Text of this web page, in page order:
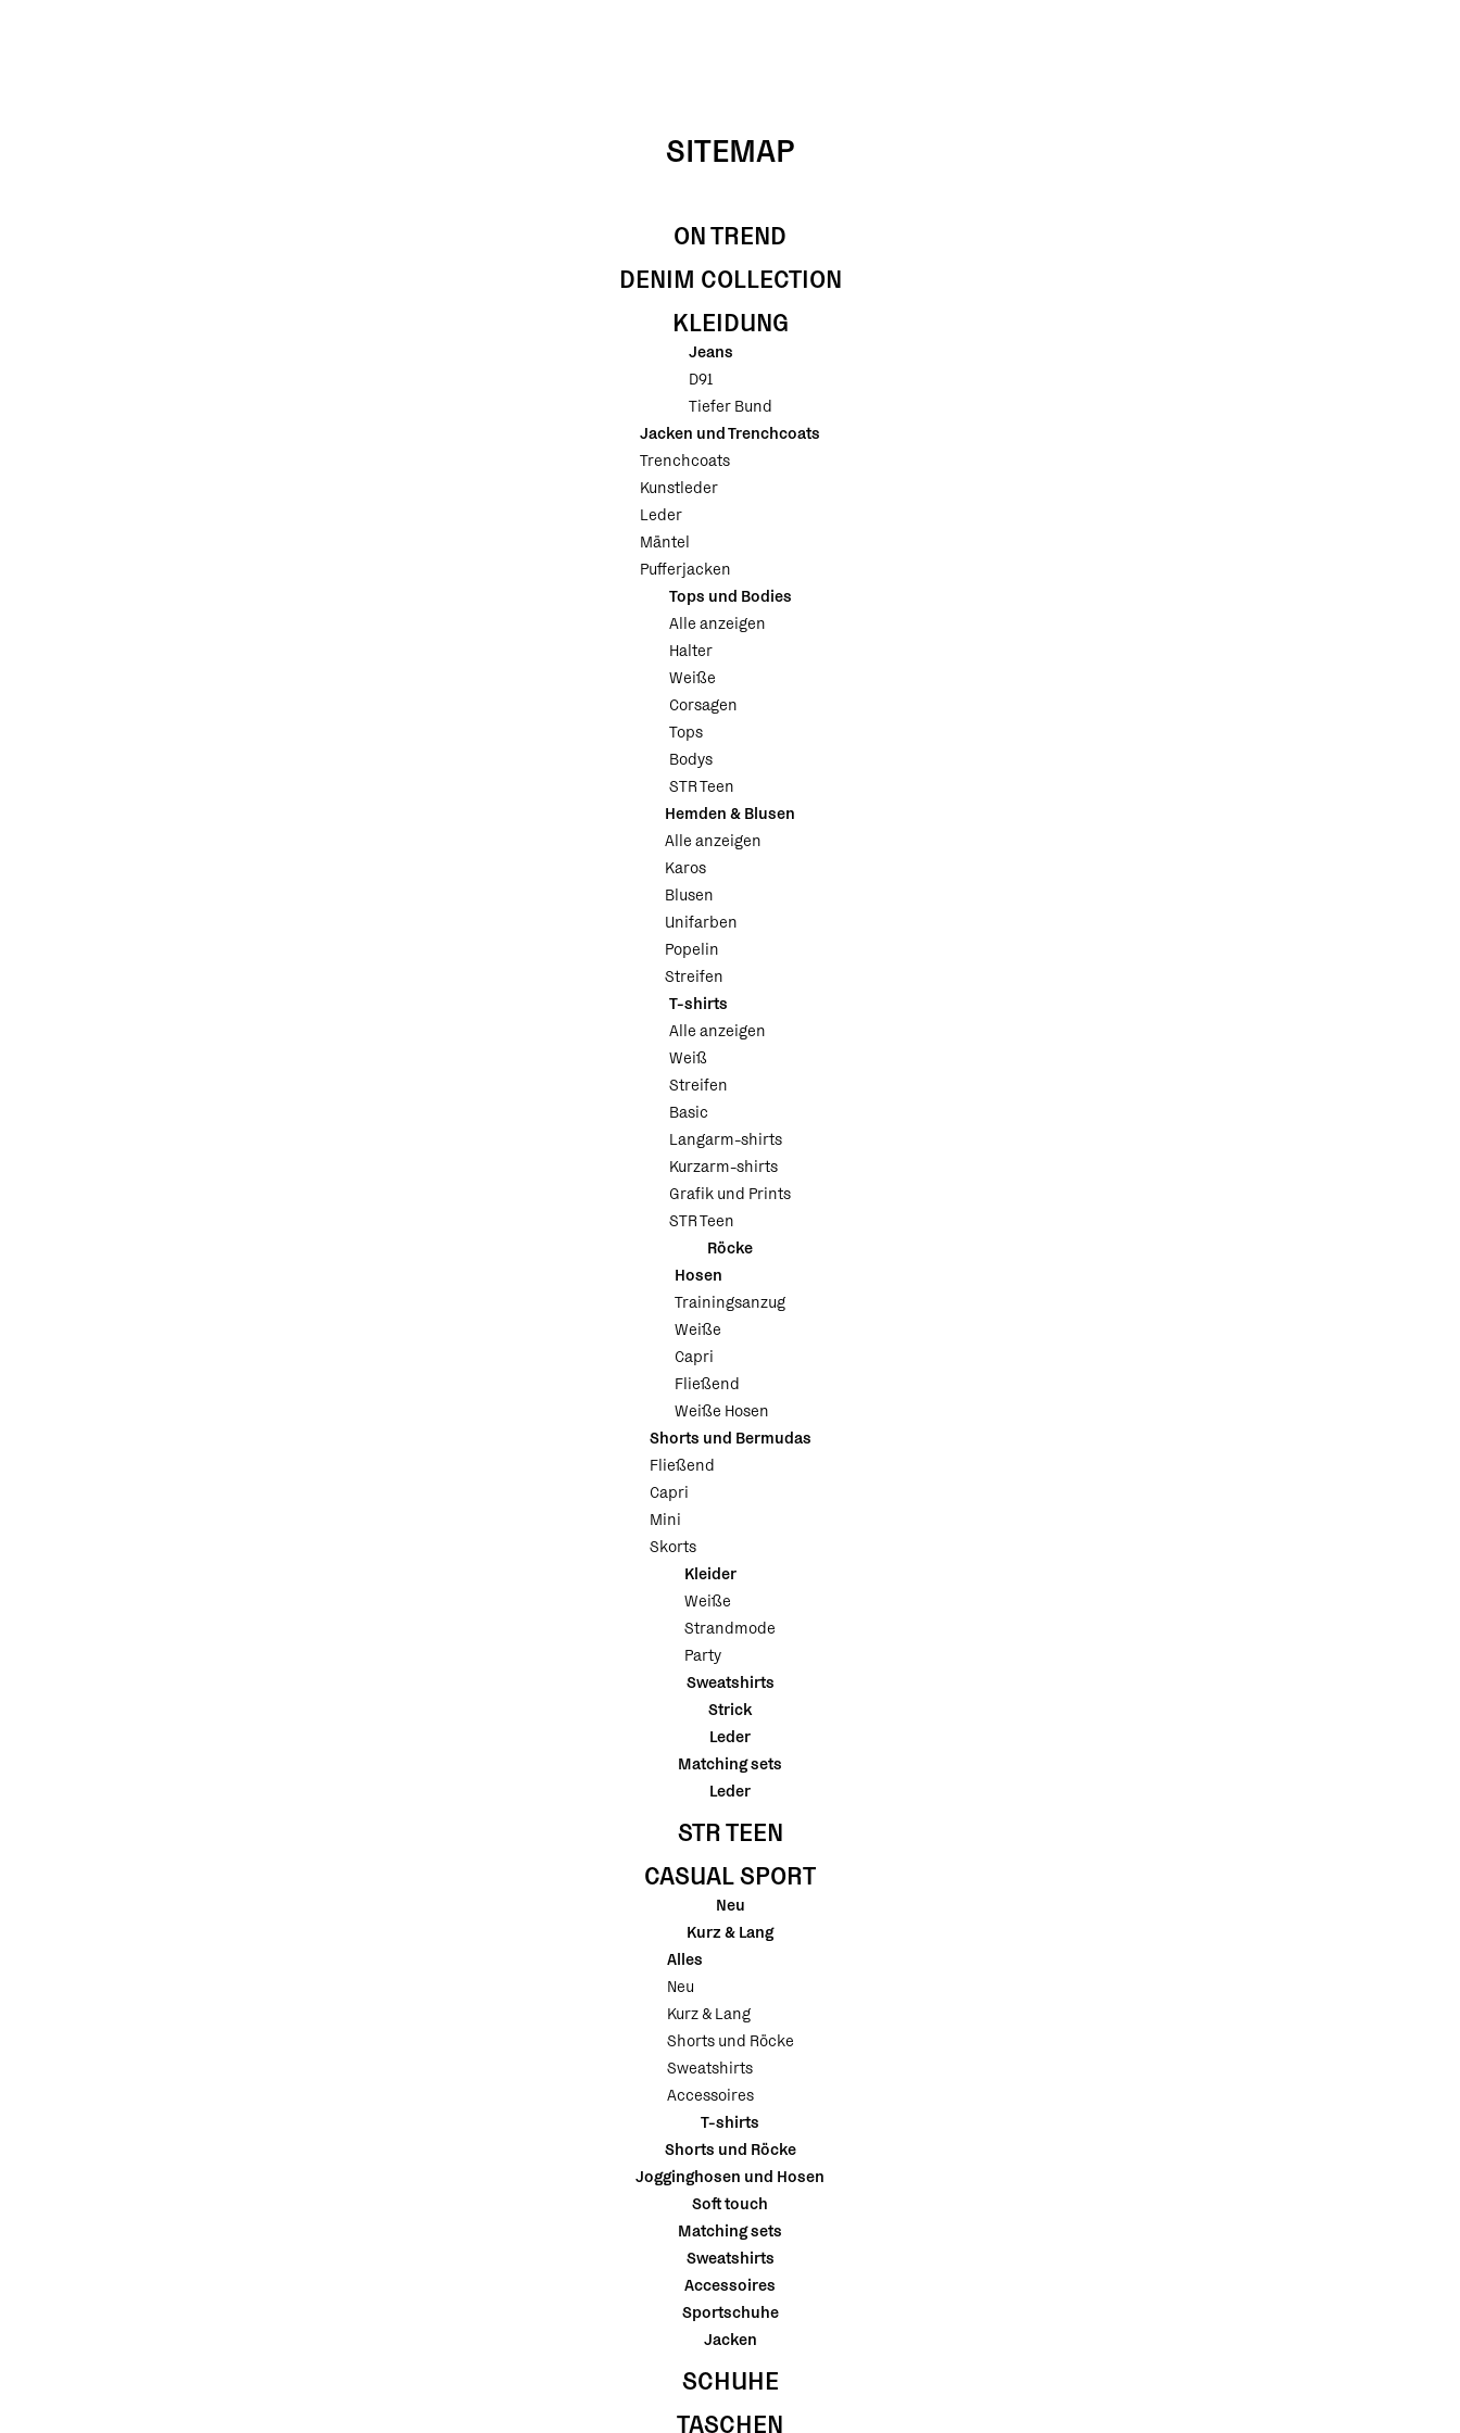
SITEMAP
ON TREND
DENIM COLLECTION
KLEIDUNG
Jeans
D91
Tiefer Bund
Jacken und Trenchcoats
Trenchcoats
Kunstleder
Leder
Mäntel
Pufferjacken
Tops und Bodies
Alle anzeigen
Halter
Weiße
Corsagen
Tops
Bodys
STR Teen
Hemden & Blusen
Alle anzeigen
Karos
Blusen
Unifarben
Popelin
Streifen
T-shirts
Alle anzeigen
Weiß
Streifen
Basic
Langarm-shirts
Kurzarm-shirts
Grafik und Prints
STR Teen
Röcke
Hosen
Trainingsanzug
Weiße
Capri
Fließend
Weiße Hosen
Shorts und Bermudas
Fließend
Capri
Mini
Skorts
Kleider
Weiße
Strandmode
Party
Sweatshirts
Strick
Leder
Matching sets
Leder
STR TEEN
CASUAL SPORT
Neu
Kurz & Lang
Alles
Neu
Kurz & Lang
Shorts und Röcke
Sweatshirts
Accessoires
T-shirts
Shorts und Röcke
Jogginghosen und Hosen
Soft touch
Matching sets
Sweatshirts
Accessoires
Sportschuhe
Jacken
SCHUHE
TASCHEN